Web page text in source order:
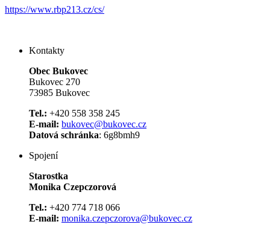
https://www.rbp213.cz/cs/
Kontakty
Obec Bukovec
Bukovec 270
73985 Bukovec
Tel.: +420 558 358 245
E-mail: bukovec@bukovec.cz
Datová schránka: 6g8bmh9
Spojení
Starostka
Monika Czepczorová
Tel.: +420 774 718 066
E-mail: monika.czepczorova@bukovec.cz